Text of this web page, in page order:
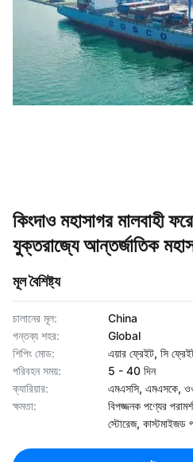
কিংদাও মহাসাগর মালবাহী
যুক্তরাজ্যে আন্তর্জাতিক
মূল বৈশিষ্ট্য
চালানের মূল:
China
গন্তব্য শহর:
Global
শিপিং মোড:
এয়ার ফ্রেইট, সি
পরিবহন সময়:
5 - 40 দিন
ক্যারিয়ার:
এমএসসি, এমএসকে,
ক্ষমতা:
বিপজ্জনক পণ্যের
স্টোরেজ, কাস্টমাইজড